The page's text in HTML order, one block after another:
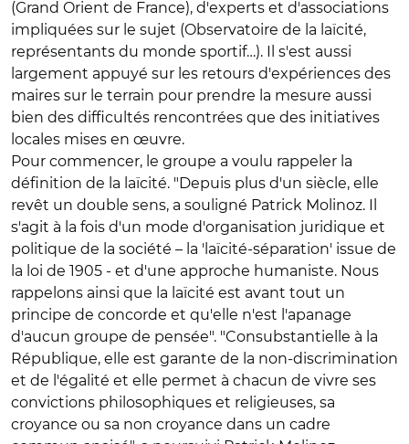
(Grand Orient de France), d'experts et d'associations
impliquées sur le sujet (Observatoire de la laïcité,
représentants du monde sportif…). Il s'est aussi
largement appuyé sur les retours d'expériences des
maires sur le terrain pour prendre la mesure aussi
bien des difficultés rencontrées que des initiatives
locales mises en œuvre.
Pour commencer, le groupe a voulu rappeler la
définition de la laïcité. "Depuis plus d'un siècle, elle
revêt un double sens, a souligné Patrick Molinoz. Il
s'agit à la fois d'un mode d'organisation juridique et
politique de la société – la 'laïcité-séparation' issue de
la loi de 1905 - et d'une approche humaniste. Nous
rappelons ainsi que la laïcité est avant tout un
principe de concorde et qu'elle n'est l'apanage
d'aucun groupe de pensée". "Consubstantielle à la
République, elle est garante de la non-discrimination
et de l'égalité et elle permet à chacun de vivre ses
convictions philosophiques et religieuses, sa
croyance ou sa non croyance dans un cadre